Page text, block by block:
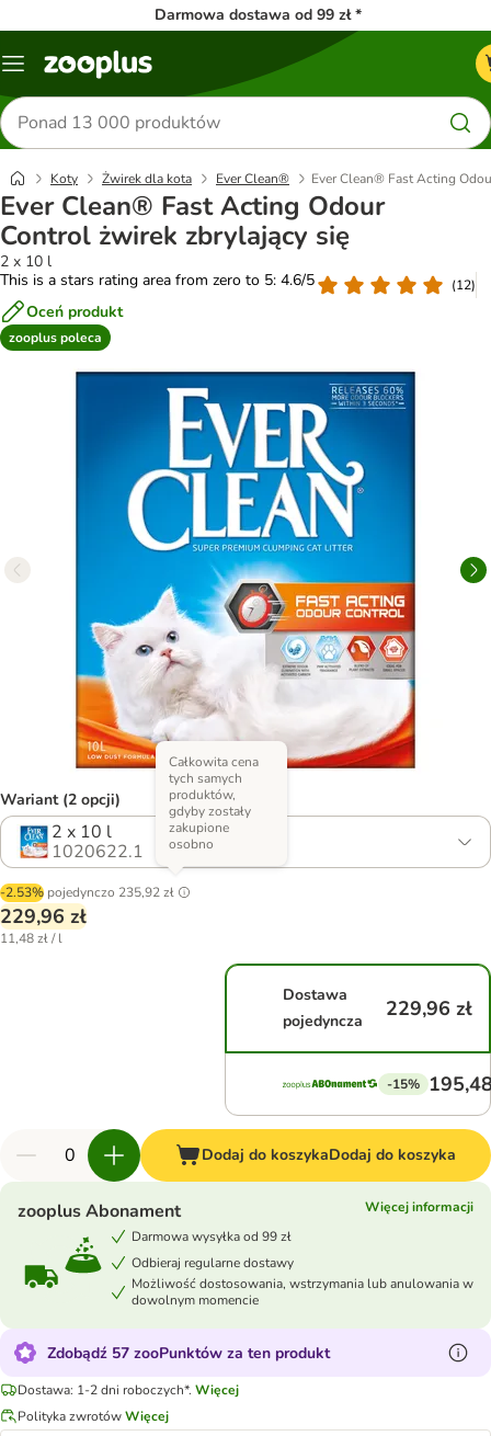
Darmowa dostawa od 99 zł *
Menu
Szukaj
produktów
Koty Żwirek dla kota Ever Clean® Ever Clean® Fast Acting
Ever Clean® Fast Acting Odour
Control żwirek zbrylający się
2 x 10 l
This is a stars rating area from zero to 5: 4.6/5
(12)
Oceń produkt
zooplus poleca
Wariant (2 opcji)
2 x 10 l
1020622.1
-2.53% pojedynczo 235,92 zł
Całkowita cena
tych samych
produktów,
gdyby zostały
zakupione
osobno
229,96 zł
11,48 zł / l
Dostawa
pojedyncza
229,96 zł
-15%
Dodaj do koszykaDodaj do koszyka
zooplus Abonament
Więcej informacji
Darmowa wysyłka od 99 zł
Odbieraj regularne dostawy
Możliwość dostosowania, wstrzymania lub anulowania w
dowolnym momencie
Zdobądź 57 zooPunktów za ten produkt
Dostawa: 1-2 dni roboczych*. Więcej
Polityka zwrotówWięcej